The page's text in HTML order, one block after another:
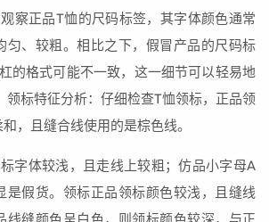
察正品T恤的尺码标签，其字体颜色通常
匀、较粗。相比之下，假冒产品的尺码标
的格式可能不一致，这一细节可以轻易地
领标特征分析：仔细检查T恤领标，正品领
，且缝合线使用的是棕色线。
字体较浅，且走线上较粗；仿品小字母A
是假货。领标正品领标颜色较浅，且缝线